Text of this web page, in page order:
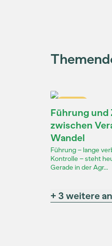
Führung
zwischen
Wandel
Führung – lange
Kontrolle – steht
Gerade in der Agr...
+ 3 weitere